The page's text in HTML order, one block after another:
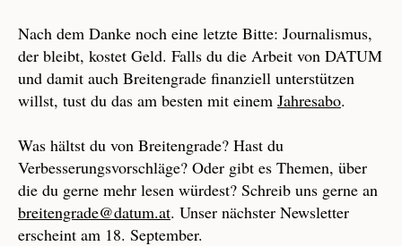
Nach dem Danke noch eine letzte Bitte: Journalismus,
der bleibt, kostet Geld. Falls du die Arbeit von DATUM
und damit auch Breitengrade finanziell unterstützen
willst, tust du das am besten mit einem Jahresabo.
Was hältst du von Breitengrade? Hast du
Verbesserungsvorschläge? Oder gibt es Themen, über
die du gerne mehr lesen würdest? Schreib uns gerne an
breitengrade@datum.at. Unser nächster Newsletter
erscheint am 18. September.